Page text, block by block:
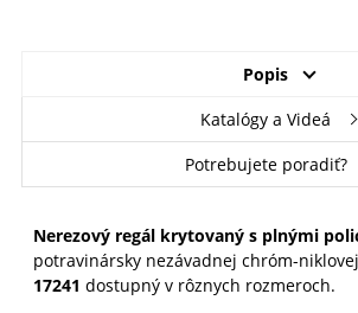
Popis
Katalógy a Videá
Potrebujete poradiť?
Nerezový regál krytovaný s plnými
potravinársky nezávadnej chróm-
17241 dostupný v rôznych rozmeroch.